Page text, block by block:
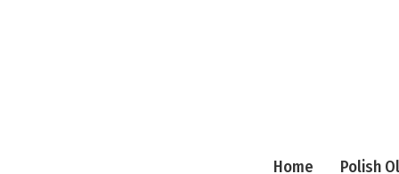
Home Polish